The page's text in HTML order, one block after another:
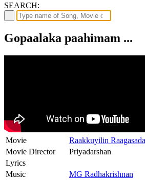
SEARCH:
Gopaalaka paahimam ...
Movie
Raakkuyilin
Movie Director
Priyadarshan
Lyrics
Music
MG Radhakrishnan